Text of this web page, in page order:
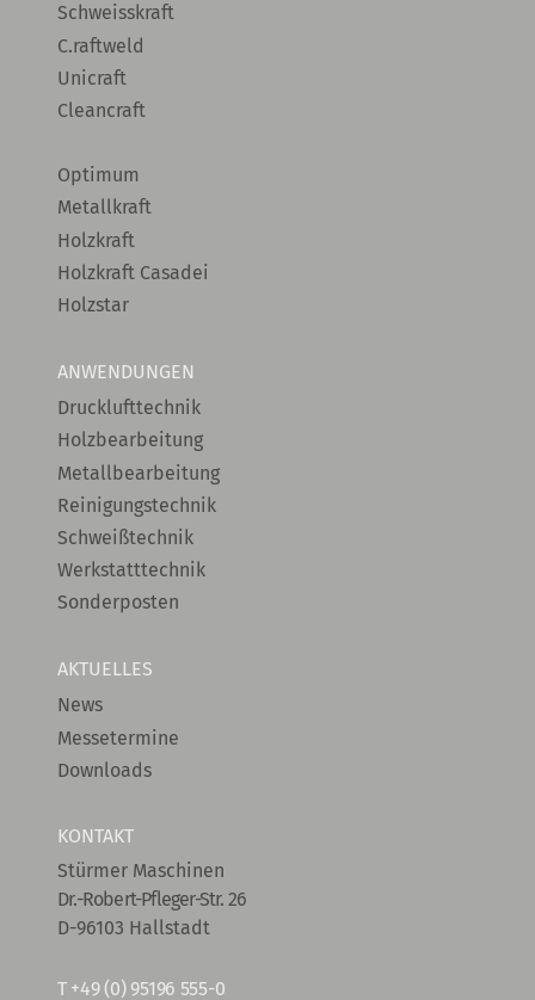
Schweisskraft
C.raftweld
Unicraft
Cleancraft
Optimum
Metallkraft
Holzkraft
Holzkraft Casadei
Holzstar
ANWENDUNGEN
Drucklufttechnik
Holzbearbeitung
Metallbearbeitung
Reinigungstechnik
Schweißtechnik
Werkstatttechnik
Sonderposten
AKTUELLES
News
Messetermine
Downloads
KONTAKT
Stürmer Maschinen
Dr.-Robert-Pfleger-Str. 26
D-96103 Hallstadt
T +49 (0) 95196 555-0